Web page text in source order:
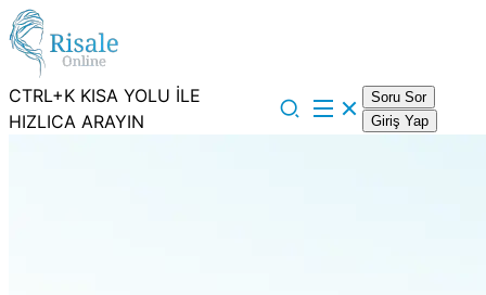
CTRL+K KISA YOLU İLE
HIZLICA ARAYIN
Soru Sor
Giriş Yap